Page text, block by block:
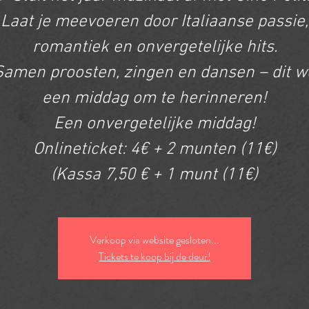
Laat je meevoeren door Italiaanse passie,
romantiek en onvergetelijke hits.
proosten, zingen en dansen – dit
een middag om te herinneren!
Een onvergetelijke middag!
Onlineticket: 4€ + 2 munten (11€)
(Kassa 7,50 € + 1 munt (11€)
Verkoop via website gesloten...
Tickets te koop bij de deur!